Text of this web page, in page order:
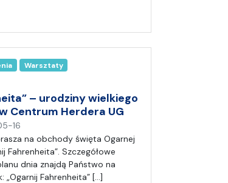
(
A
i
Warsztaty
– urodziny wielkiego
Centrum Herdera UG
16
a
p
i
s
na obchody święta Ogarnej
Fahrenheita”. Szczegółowe
dnia znajdą Państwo na
Fahrenheita” […]